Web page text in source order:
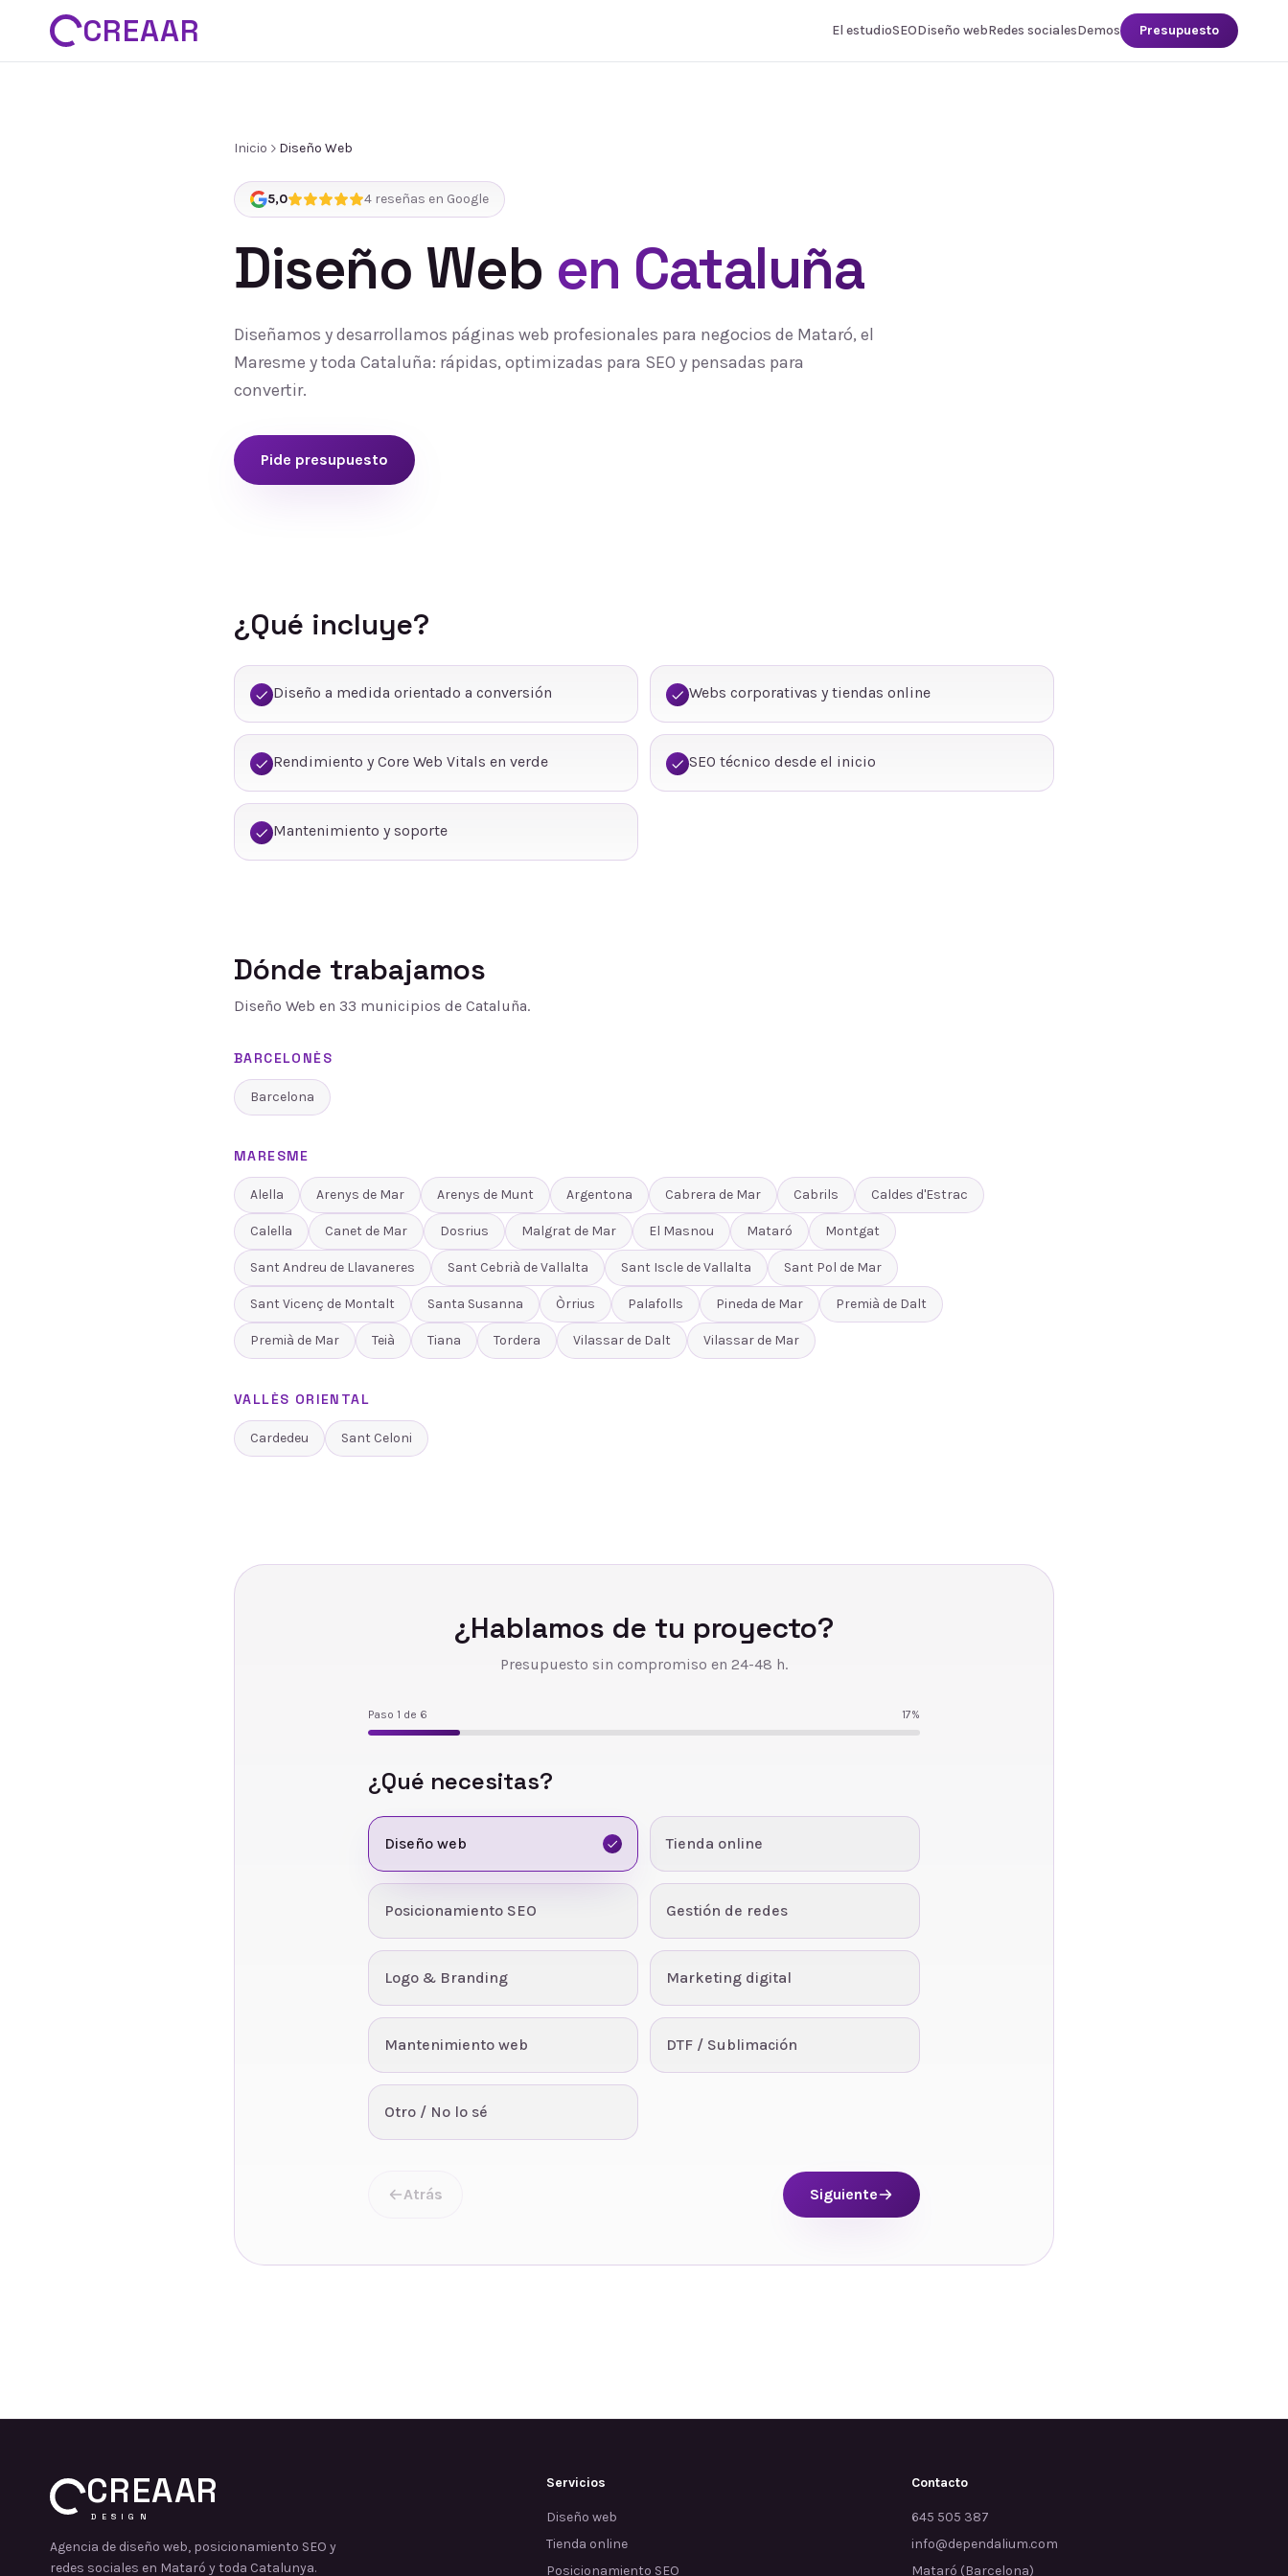
CREAAR El estudioSEODiseño webRedes socialesDemos Presupuesto
Inicio Diseño Web
5,0 4 reseñas en Google
Diseño Web en Cataluña
Diseñamos y desarrollamos páginas web profesionales para negocios de Mataró, el
Maresme y toda Cataluña: rápidas, optimizadas para SEO y pensadas para
convertir.
Pide presupuesto
¿Qué incluye?
Diseño a medida orientado a conversión Webs corporativas y tiendas online
Rendimiento y Core Web Vitals en verde SEO técnico desde el inicio
Mantenimiento y soporte
Dónde trabajamos
Diseño Web en 33 municipios de Cataluña.
BARCELONÈS
Barcelona
MARESME
Alella Arenys de Mar Arenys de Munt Argentona Cabrera de Mar Cabrils Caldes d'Estrac
Calella Canet de Mar Dosrius Malgrat de Mar El Masnou Mataró Montgat
Sant Andreu de Llavaneres Sant Cebrià de Vallalta Sant Iscle de Vallalta Sant Pol de Mar
Sant Vicenç de Montalt Santa Susanna Òrrius Palafolls Pineda de Mar Premià de Dalt
Premià de Mar Teià Tiana Tordera Vilassar de Dalt Vilassar de Mar
VALLÈS ORIENTAL
Cardedeu Sant Celoni
¿Hablamos de tu proyecto?
Presupuesto sin compromiso en 24-48 h.
Paso 1 de 6 17%
¿Qué necesitas?
Diseño web Tienda online
Posicionamiento SEO Gestión de redes
Logo & Branding Marketing digital
Mantenimiento web DTF / Sublimación
Otro / No lo sé
Atrás Siguiente
CREAAR
DESIGN
Agencia de diseño web, posicionamiento SEO y
redes sociales en Mataró y toda Catalunya.
Servicios
Diseño web
Tienda online
Posicionamiento SEO
Contacto
645 505 387
info@dependalium.com
Mataró (Barcelona)